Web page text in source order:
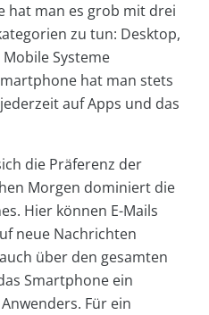
hat man es grob mit drei
zu tun: Desktop,
Systeme
hat man stets
auf Apps und das
die Präferenz der
Morgen dominiert die
Hier können E-Mails
neue Nachrichten
über den gesamten
Smartphone ein
Für ein